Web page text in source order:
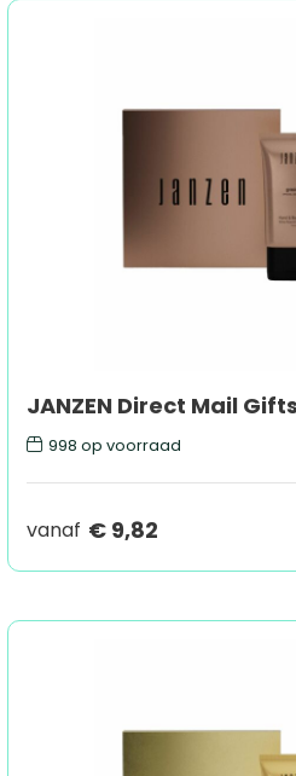
998 op voorraad
vanaf € 9,82